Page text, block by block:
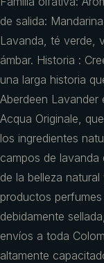
de salida:
Lavanda, té verde,
ámbar. Historia :
una larga historia
Aberdeen Lavander
Acqua Originale,
los ingredientes
campos de
de la belleza
productos
debidamente
envíos a toda
altamente